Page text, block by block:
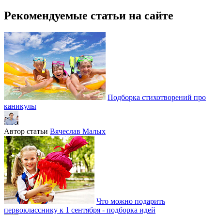
Рекомендуемые статьи на сайте
Подборка стихотворений про
каникулы
Автор статьи Вячеслав Малых
Что можно подарить
первокласснику к 1 сентября - подборка идей